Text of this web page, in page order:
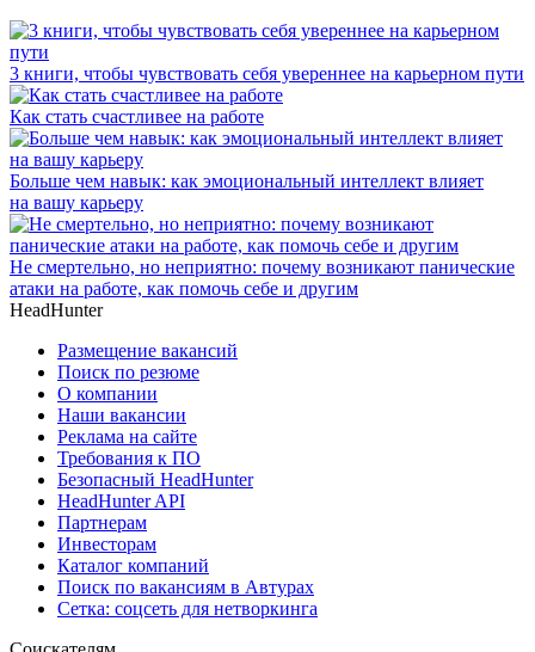
3 книги, чтобы чувствовать себя увереннее на карьерном пути
Как стать счастливее на работе
Больше чем навык: как эмоциональный интеллект влияет
на вашу карьеру
Не смертельно, но неприятно: почему возникают панические
атаки на работе, как помочь себе и другим
HeadHunter
Размещение вакансий
Поиск по резюме
О компании
Наши вакансии
Реклама на сайте
Требования к ПО
Безопасный HeadHunter
HeadHunter API
Партнерам
Инвесторам
Каталог компаний
Поиск по вакансиям в Автурах
Сетка: соцсеть для нетворкинга